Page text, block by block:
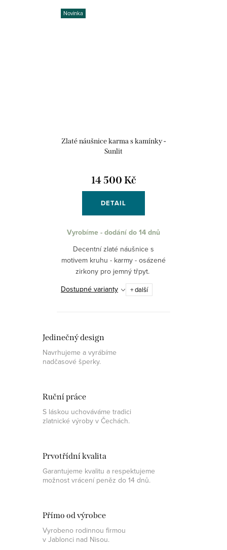
Novinka
Zlaté náušnice karma s kamínky -
Sunlit
14 500 Kč
DETAIL
Vyrobíme - dodání do 14 dnů
Decentní zlaté náušnice s
motivem kruhu - karmy - osázené
zirkony pro jemný třpyt.
Dostupné varianty
+ další
Jedinečný design
Navrhujeme a vyrábíme
nadčasové šperky.
Ruční práce
S láskou uchováváme tradici
zlatnické výroby v Čechách.
Prvotřídní kvalita
Garantujeme kvalitu a respektujeme
možnost vrácení peněz do 14 dnů.
Přímo od výrobce
Vyrobeno rodinnou firmou
v Jablonci nad Nisou.